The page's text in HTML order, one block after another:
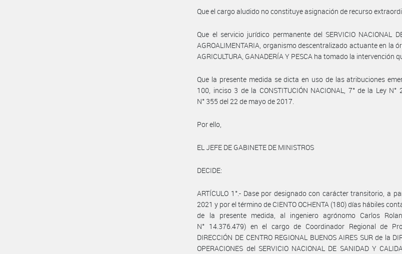
Que el cargo aludido no constituye asignación de recurso
Que el servicio jurídico permanente del SERVICIO NACIONAL
AGROALIMENTARIA, organismo descentralizado actuante en la
AGRICULTURA, GANADERÍA Y PESCA ha tomado la intervención
Que la presente medida se dicta en uso de las atribuciones
100, inciso 3 de la CONSTITUCIÓN NACIONAL, 7° de la Ley N°
N° 355 del 22 de mayo de 2017.
Por ello,
EL JEFE DE GABINETE DE MINISTROS
DECIDE:
ARTÍCULO 1°.- Dase por designado con carácter transitorio, a
2021 y por el término de CIENTO OCHENTA (180) días hábiles
de la presente medida, al ingeniero agrónomo Carlos
N° 14.376.479) en el cargo de Coordinador Regional de
DIRECCIÓN DE CENTRO REGIONAL BUENOS AIRES SUR de la
OPERACIONES del SERVICIO NACIONAL DE SANIDAD Y